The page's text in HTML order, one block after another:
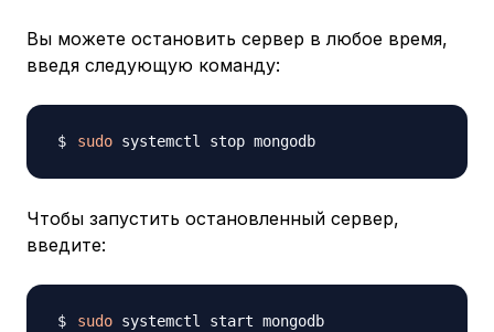
Вы можете остановить сервер в любое время,
введя следующую команду:
sudo
Чтобы запустить остановленный сервер,
введите:
sudo